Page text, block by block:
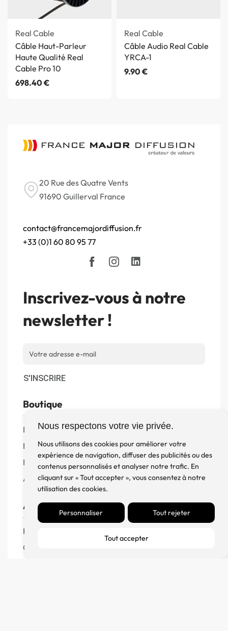
Nous respectons votre vie privée.
Nous utilisons des cookies pour améliorer votre
expérience de navigation, diffuser des publicités ou des
contenus personnalisés et analyser notre trafic. En
cliquant sur « Tout accepter », vous consentez à notre
utilisation des cookies.
Personnaliser Tout rejeter
Tout accepter
Real Cable
Câble Haut-Parleur
Haute Qualité Real
Cable Pro 10
698.40€
Real Cable
Câble Audio Real Cable
YRCA-1
9.90€
20 Rue des Quatre Vents
91690 Guillerval France
contact@francemajordiffusion.fr
+33 (0)1 60 80 95 77
Inscrivez-vous à notre
newsletter !
S'INSCRIRE
Boutique
Produits
Enceintes
Meuble, Rack et Support
Accessoires
Aide
FAQ
CGV